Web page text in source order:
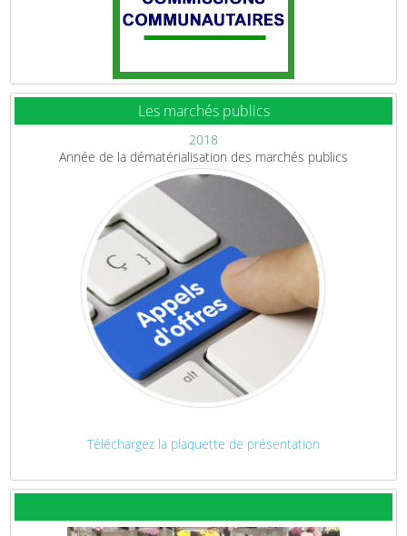
Les marchés publics
2018
Année de la dématérialisation des marchés publics
Téléchargez la plaquette de présentation